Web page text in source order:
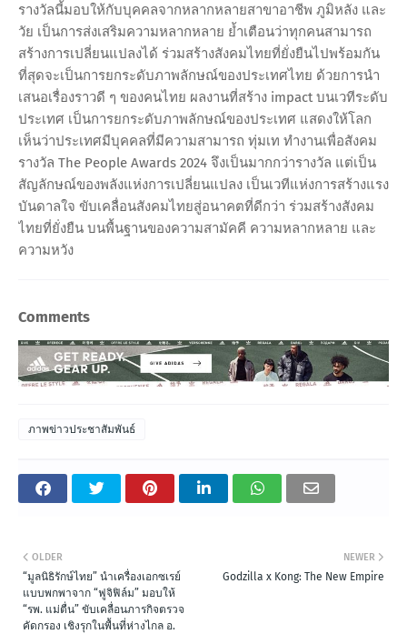
รางวัลนี้มอบให้กับบุคคลจากหลากหลายสาขาอาชีพ ภูมิหลัง และ
วัย เป็นการส่งเสริมความหลากหลาย ย้ำเตือนว่าทุกคนสามารถ
สร้างการเปลี่ยนแปลงได้ ร่วมสร้างสังคมไทยที่ยั่งยืนไปพร้อมกัน
ที่สุดจะเป็นการยกระดับภาพลักษณ์ของประเทศไทย ด้วยการนำ
เสนอเรื่องราวดี ๆ ของคนไทย ผลงานที่สร้าง impact บนเวทีระดับ
ประเทศ เป็นการยกระดับภาพลักษณ์ของประเทศ แสดงให้โลก
เห็นว่าประเทศมีบุคคลที่มีความสามารถ ทุ่มเท ทำงานเพื่อสังคม
รางวัล The People Awards 2024 จึงเป็นมากกว่ารางวัล แต่เป็น
สัญลักษณ์ของพลังแห่งการเปลี่ยนแปลง เป็นเวทีแห่งการสร้างแรง
บันดาลใจ ขับเคลื่อนสังคมไทยสู่อนาคตที่ดีกว่า ร่วมสร้างสังคม
ไทยที่ยั่งยืน บนพื้นฐานของความสามัคคี ความหลากหลาย และ
ความหวัง
Comments
ภาพข่าวประชาสัมพันธ์
NEWER
Godzilla x Kong: The New Empire
OLDER
“มูลนิธิรักษ์ไทย” นำเครื่องเอกซเรย์
แบบพกพาจาก “ฟูจิฟิล์ม” มอบให้
“รพ. แม่ตื่น” ขับเคลื่อนภารกิจตรวจ
คัดกรอง เชิงรุกในพื้นที่ห่างไกล อ.